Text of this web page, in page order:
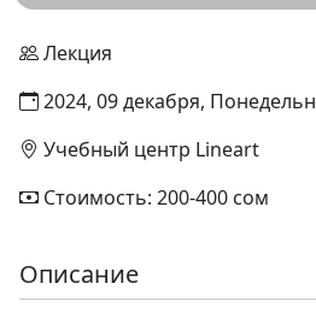
Лекция
2024, 09 декабря,
Учебный центр Lineart
Стоимость: 200-400 сом
Описание